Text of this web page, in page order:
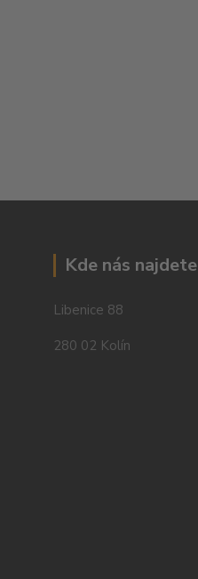
Kde nás najdete
Libenice 88
280 02 Kolín